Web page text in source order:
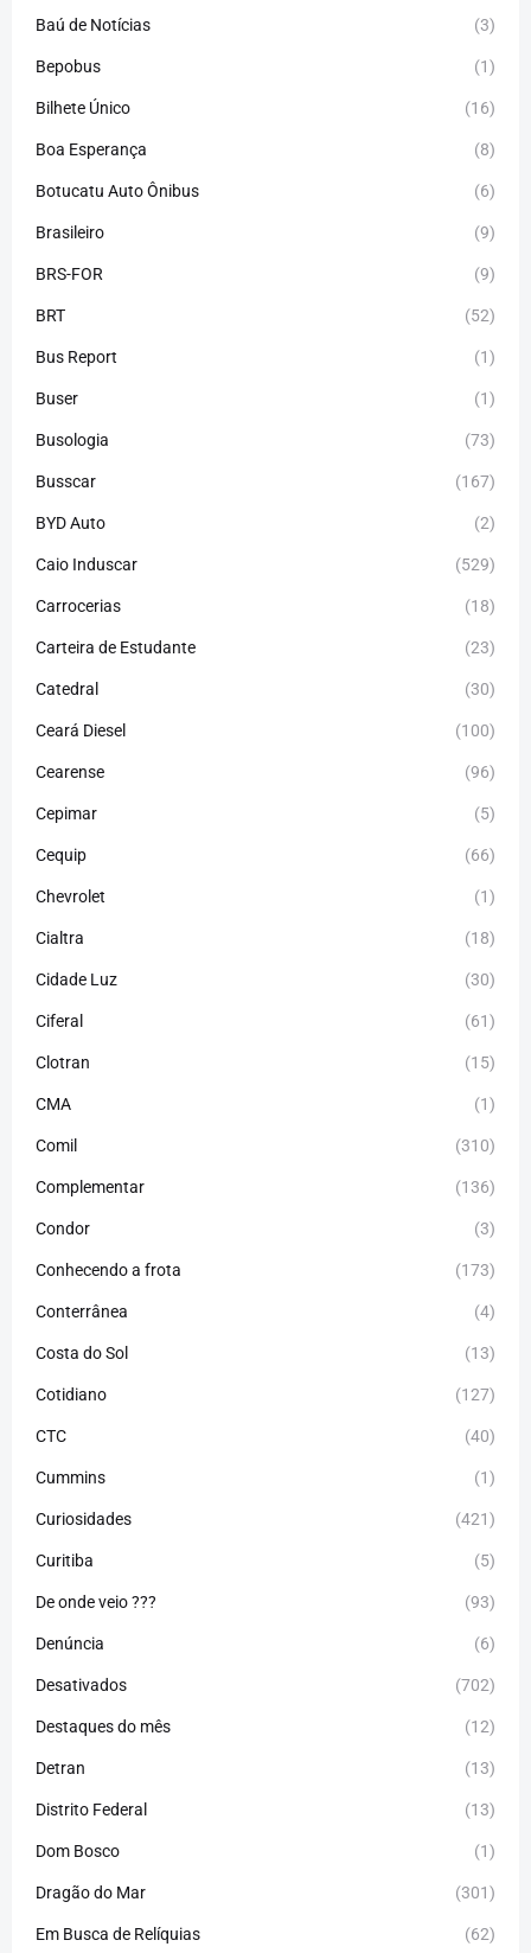
Baú de Notícias (3)
Bepobus (1)
Bilhete Único (16)
Boa Esperança (8)
Botucatu Auto Ônibus (6)
Brasileiro (9)
BRS-FOR (9)
BRT (52)
Bus Report (1)
Buser (1)
Busologia (73)
Busscar (167)
BYD Auto (2)
Caio Induscar (529)
Carrocerias (18)
Carteira de Estudante (23)
Catedral (30)
Ceará Diesel (100)
Cearense (96)
Cepimar (5)
Cequip (66)
Chevrolet (1)
Cialtra (18)
Cidade Luz (30)
Ciferal (61)
Clotran (15)
CMA (1)
Comil (310)
Complementar (136)
Condor (3)
Conhecendo a frota (173)
Conterrânea (4)
Costa do Sol (13)
Cotidiano (127)
CTC (40)
Cummins (1)
Curiosidades (421)
Curitiba (5)
De onde veio ??? (93)
Denúncia (6)
Desativados (702)
Destaques do mês (12)
Detran (13)
Distrito Federal (13)
Dom Bosco (1)
Dragão do Mar (301)
Em Busca de Relíquias (62)